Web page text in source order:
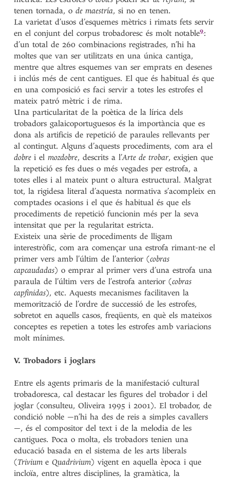
tenen tornada, ode maestría, si no en tenen.
La varietat d’usos d’esquemes mètrics i rimats fets servir
en el conjunt del corpus trobadoresc és moltnotable9:
d’un total de 260 combinacions registrades, n’hi ha
moltes que van ser utilitzats en una única cantiga,
mentre que altres esquemes van ser emprats en desenes
i inclús més de cent cantigues. El que és habitual és que
en una composició es faci servir a totes les estrofes el
mateix patró mètric i de rima.
Una particularitat de la poètica de la lírica dels
trobadors galaicoportuguesos és la importància que es
dona als artificis de repetició de paraules rellevants per
al contingut. Alguns d’aquests procediments, com ara el
dobrei elmozdobre, descrits a l’Arte de trobar, exigien que
la repetició es fes dues o més vegades per estrofa, a
totes elles i al mateix punt o altura estructural. Malgrat
tot, la rigidesa literal d’aquesta normativa s’acompleix en
comptades ocasions i el que és habitual és que els
procediments de repetició funcionin més per la seva
intensitat que per la regularitat estricta.
Existeix una sèrie de procediments de lligam
interestròfic, com ara començar una estrofa rimant-ne el
primer vers amb l’últim de l’anterior (cobras
capcaudadas) o emprar al primer vers d’una estrofa una
paraula de l’últim vers de l’estrofa anterior (cobras
capfinidas), etc. Aquests mecanismes facilitaven la
memorització de l’ordre de successió de les estrofes,
sobretot en aquells casos, freqüents, en què els mateixos
conceptes es repetien a totes les estrofes amb variacions
molt mínimes.
V. Trobadors i joglars
Entre els agents primaris de la manifestació cultural
trobadoresca, cal destacar les figures del trobador i del
joglar (consulteu, Oliveira 1995 i 2001). El trobador, de
condició noble —n’hi ha des de reis a simples cavallers
—, és el compositor del text i de la melodia de les
cantigues. Poca o molta, els trobadors tenien una
educació basada en el sistema de les arts liberals
(TriviumeQuadrivium) vigent en aquella època i que
incloïa, entre altres disciplines, la gramàtica, la